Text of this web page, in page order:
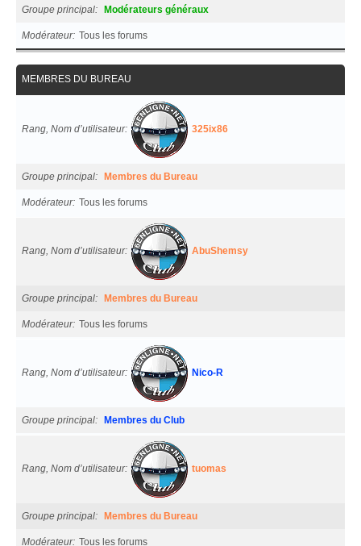
Groupe principal Modérateurs généraux
Modérateur Tous les forums
MEMBRES DU BUREAU
Rang, Nom d’utilisateur 325ix86
Groupe principal Membres du Bureau
Modérateur Tous les forums
Rang, Nom d’utilisateur AbuShemsy
Groupe principal Membres du Bureau
Modérateur Tous les forums
Rang, Nom d’utilisateur Nico-R
Groupe principal Membres du Club
Rang, Nom d’utilisateur tuomas
Groupe principal Membres du Bureau
Modérateur Tous les forums